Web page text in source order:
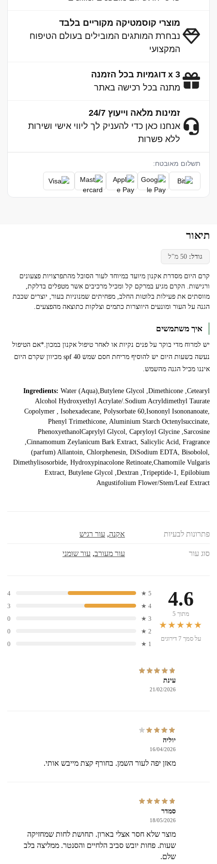
מוצרי קוסמטיקה מקוריים בלבד
נבחרת המותגים המובילים בעולם הטיפוח
המקצועי
3 x דוגמיות בכל הזמנה
מתנה בכל רכישה באתר
זמינות מלאה וייעוץ 24/7
אנחנו כאן כדי להעניק לך ליווי אישי ושירות
ללא פשרות
תשלום מאובטח:
תיאור
גודל:
קרם היום מסדרת אקנון מיועד במיוחד לעור הסובל מהתפרצויות פצעונים
ורגישות. הקרם מגיע במרקם קל ומכיל מרכיבים אשר מטפלים בדלקת,
מווסתים את פעילות בלוטות החלב, מפחיתים שמנוניות בעור, יוצרים שכבת
הגנה על העור ומונעים היווצרות כתמים וצלקות כתוצאה מהפצעים.
איך משתמשים
יש למרוח מדי בוקר על פנים נקיות או לאחר טיפול אקנון במכון.*אם הטיפול
נעשה בשעות היום יש להוסיף מריחת חסם שמש spf 40 מכיוון שקרם היום
איננו מכיל הגנה מהשמש.
Ingredients: Water (Aqua),Butylene Glycol ,Dimethicone ,Cetearyl
Alcohol Hydroxyethyl Acrylate/.Sodium Acryldimethyl Taurate
Copolymer , Isohexadecane, Polysorbate 60,Isononyl Isononanoate,
Phenyl Trimethicone, Aluminium Starch Octenylsuccinate,
PhenoxyethanolCaprylyl Glycol, Capryloyl Glycine ,Sarcosine
,Cinnamomum Zeylanicum Bark Extract, Salicylic Acid, Fragrance
(parfum) Allantoin, Chlorphenesin, DiSodium EDTA, Bisobolol,
Dimethylisosorbide, Hydroxypinacolone Retinoate,Chamomile Vulgaris
Extract, Butylene Glycol ,Dextran ,Tripeptide-1, Epilobium
Angustifolium Flower/Stem/Leaf Extract
פתרונות לבעיות אקנה, עור רגיש
סוג עור עור מעורב, עור שומני
4.6
מתוך 5
★★★★★
על סמך 7 דירוגים
5 ★
4
4 ★
3
3 ★
0
2 ★
0
1 ★
0
עינת
21/02/2026
יוליה
16/04/2026
מאזן יפה לעור השמן. בחורף קצת מייבש אותי.
סמדר
18/05/2026
מוצר שלא חסר אצלי בארון. תחושת לחות שמחזיקה
שעות. פחות יובש סביב הלחיים והסנטר. ממליצה בלב
שלם.